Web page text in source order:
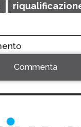
Commenta